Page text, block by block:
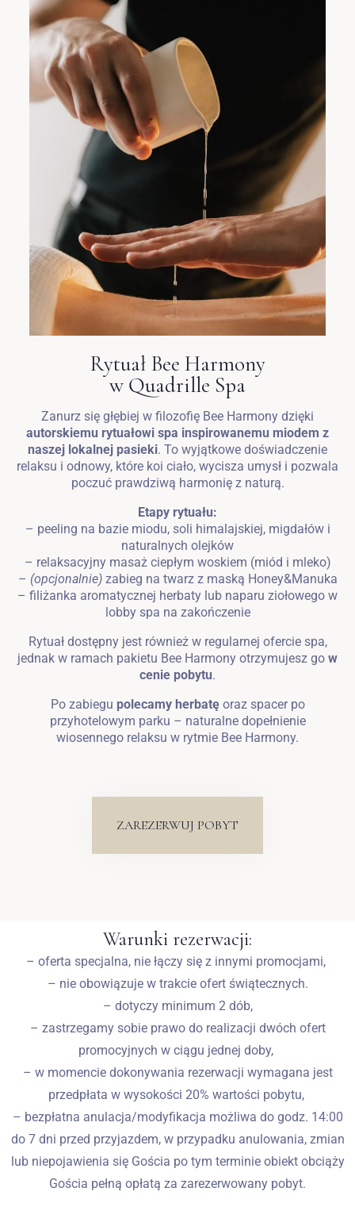
Rytuał Bee Harmony
w Quadrille Spa
Zanurz się głębiej w filozofię Bee Harmony dzięki
autorskiemu rytuałowi spa inspirowanemu miodem z
naszej lokalnej pasieki. To wyjątkowe doświadczenie
relaksu i odnowy, które koi ciało, wycisza umysł i pozwala
poczuć prawdziwą harmonię z naturą.
Etapy rytuału:
– peeling na bazie miodu, soli himalajskiej, migdałów i
naturalnych olejków
– relaksacyjny masaż ciepłym woskiem (miód i mleko)
– (opcjonalnie)zabieg na twarz z maską Honey&Manuka
– filiżanka aromatycznej herbaty lub naparu ziołowego w
lobby spa na zakończenie
Rytuał dostępny jest również w regularnej ofercie spa,
jednak w ramach pakietu Bee Harmony otrzymujesz go w
cenie pobytu.
Po zabiegu polecamy herbatę oraz spacer po
przyhotelowym parku – naturalne dopełnienie
wiosennego relaksu w rytmie Bee Harmony.
ZAREZERWUJ POBYT
Warunki rezerwacji:
– oferta specjalna, nie łączy się z innymi promocjami,
– nie obowiązuje w trakcie ofert świątecznych.
– dotyczy minimum 2 dób,
– zastrzegamy sobie prawo do realizacji dwóch ofert
promocyjnych w ciągu jednej doby,
– w momencie dokonywania rezerwacji wymagana jest
przedpłata w wysokości 20% wartości pobytu,
– bezpłatna anulacja/modyfikacja możliwa do godz. 14:00
do 7 dni przed przyjazdem, w przypadku anulowania, zmian
lub niepojawienia się Gościa po tym terminie obiekt obciąży
Gościa pełną opłatą za zarezerwowany pobyt.
Zameldować się
Wymeldować się
0
SZUKAJ